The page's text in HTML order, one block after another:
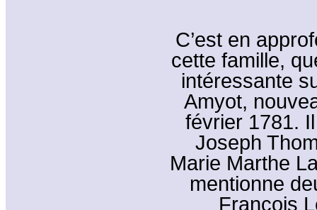
C’est en
cette famille,
intéressante
Amyot,
février 1781.
Joseph
Marie Marthe
mentionne
François